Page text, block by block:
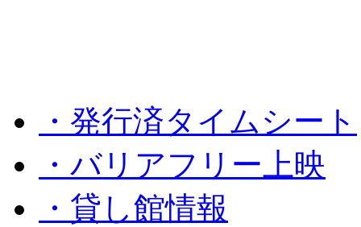
・発行済タイムシート
・バリアフリー上映
・貸し館情報